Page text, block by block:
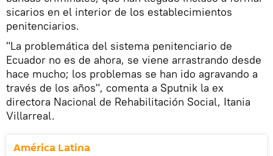
sicarios en el interior de los establecimientos
penitenciarios.
"La problemática del sistema penitenciario de
Ecuador no es de ahora, se viene arrastrando desde
hace mucho; los problemas se han ido agravando a
través de los años", comenta a Sputnik la ex
directora Nacional de Rehabilitación Social, Itania
Villarreal.
América Latina